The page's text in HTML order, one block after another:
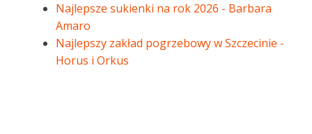
Najlepsze sukienki na rok 2026 - Barbara
Amaro
Najlepszy zakład pogrzebowy w Szczecinie -
Horus i Orkus